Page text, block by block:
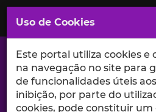
Saltar
para
Conteúdo
Principal
A excelência da investigação e
Uso de Cookies
Este portal utiliza cookies e
na navegação no site para
de funcionalidades úteis
inibição, por parte do
cookies, pode constituir um